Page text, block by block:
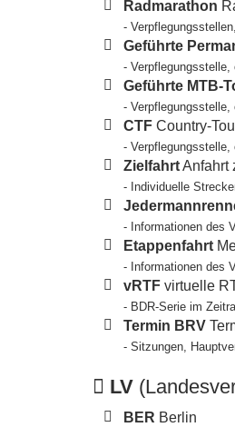
Radmarathon
-
Geführte
- Verpflegungsstelle,
Geführte MTB-
-
CTF Country-
-
ZielfahrtAnfahrt
- Individuelle
- Informationen des
Etappenfahrt
- Informationen des
vRTF virtuelle
- BDR-Serie im
Termin BRV
- Sitzungen,
LV
BER Berlin